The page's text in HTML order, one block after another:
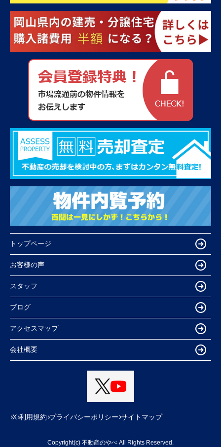
トップページ
お客様の声
スタッフ
ブログ
アクセスマップ
会社概要
X 利用規約 プライバシーポリシー サイトマップ
Copyright(c) 不動産のやべ All Rights Reserved.